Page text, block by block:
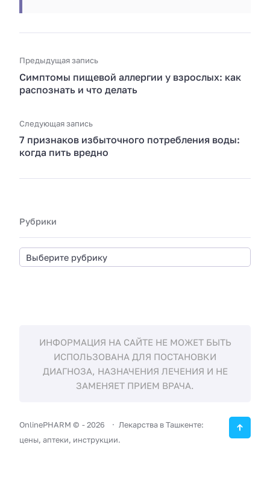
Предыдущая запись
Симптомы пищевой аллергии у взрослых: как
распознать и что делать
Следующая запись
7 признаков избыточного потребления воды:
когда пить вредно
Рубрики
ИНФОРМАЦИЯ НА САЙТЕ НЕ МОЖЕТ БЫТЬ
ИСПОЛЬЗОВАНА ДЛЯ ПОСТАНОВКИ
ДИАГНОЗА, НАЗНАЧЕНИЯ ЛЕЧЕНИЯ И НЕ
ЗАМЕНЯЕТ ПРИЕМ ВРАЧА.
OnlinePHARM © -2026
Лекарства в Ташкенте:
цены, аптеки, инструкции.